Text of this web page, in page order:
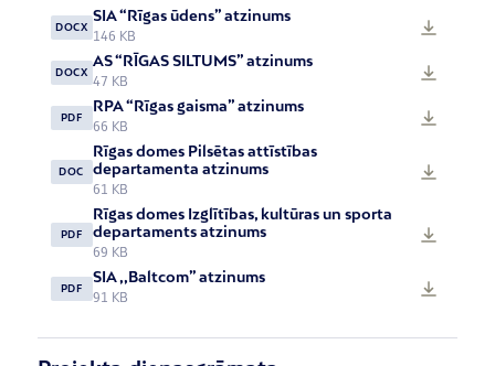
DOCX
SIA “Rīgas ūdens” atzinums
146 KB
DOCX
AS “RĪGAS SILTUMS” atzinums
47 KB
PDF
RPA “Rīgas gaisma” atzinums
66 KB
DOC
Rīgas domes Pilsētas attīstības
departamenta atzinums
61 KB
PDF
Rīgas domes Izglītības, kultūras un sporta
departaments atzinums
69 KB
PDF
SIA ,,Baltcom” atzinums
91 KB